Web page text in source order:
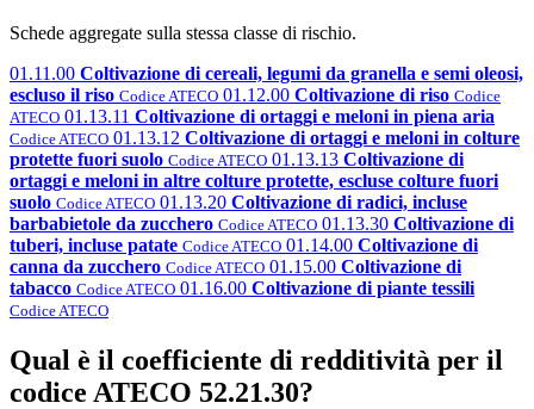
Schede aggregate sulla stessa classe di rischio.
01.11.00 Coltivazione di cereali, legumi da granella e semi oleosi,
escluso il riso Codice ATECO 01.12.00 Coltivazione di riso Codice
ATECO 01.13.11 Coltivazione di ortaggi e meloni in piena aria
Codice ATECO 01.13.12 Coltivazione di ortaggi e meloni in colture
protette fuori suolo Codice ATECO 01.13.13 Coltivazione di
ortaggi e meloni in altre colture protette, escluse colture fuori
suolo Codice ATECO 01.13.20 Coltivazione di radici, incluse
barbabietole da zucchero Codice ATECO 01.13.30 Coltivazione di
tuberi, incluse patate Codice ATECO 01.14.00 Coltivazione di
canna da zucchero Codice ATECO 01.15.00 Coltivazione di
tabacco Codice ATECO 01.16.00 Coltivazione di piante tessili
Codice ATECO
Qual è il coefficiente di redditività per il
codice ATECO 52.21.30?